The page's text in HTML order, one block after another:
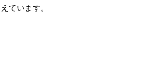
ています。